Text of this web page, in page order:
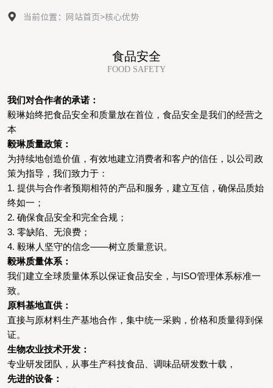
当前位置： 网站首页>核心优势
食品安全
FOOD SAFETY
我们对合作者的承诺：
毅琳始终把食品安全和质量放在首位，食品安全是我们的经营之
本
毅琳质量政策：
为持续地创造价值，有效地建立消费者和客户的信任，以公司政
策为指导，我们致力于：
1. 提供与合作者预期相符的产品和服务，建立互信，确保品质始
终如一；
2. 确保食品安全和完全合规；
3. 零缺陷、无浪费；
4. 毅琳人坚守的信念——树立质量意识。
毅琳质量体系：
我们建立全球质量体系以保证食品安全，与ISO管理体系标准一
致。
原料基地直供：
直接与原材料生产基地合作，集中统一采购，价格和质量得到保
证。
生物农业技术开发：
专业研发团队，从事生产科技食品、调味品研发数十载，
先进的设备：